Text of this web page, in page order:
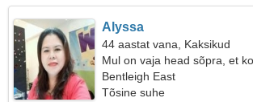
Alyssa
44 aastat vana, Kaksikud
Mul on vaja head sõpra, et
Bentleigh East
Tõsine suhe